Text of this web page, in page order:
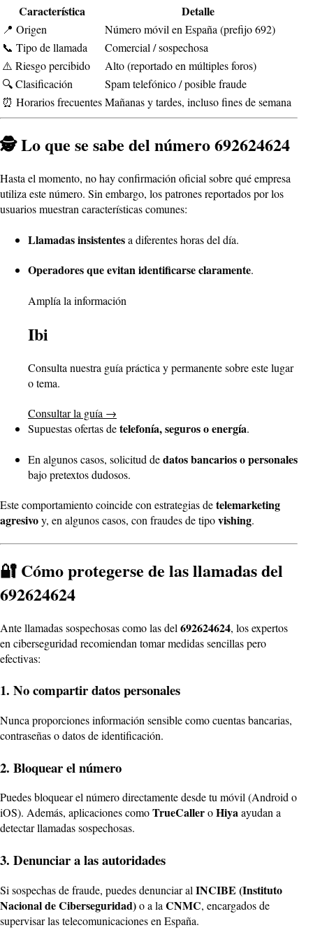
Característica Detalle
📍 Origen
Número móvil en España (prefijo 692)
📞 Tipo de llamada
Comercial / sospechosa
⚠️ Riesgo percibido
Alto (reportado en múltiples foros)
🔍 Clasificación
Spam telefónico / posible fraude
⏰ Horarios frecuentesMañanas y tardes, incluso fines de semana
🕵️ Lo que se sabe del número 692624624
Hasta el momento, no hay confirmación oficial sobre qué empresa
utiliza este número. Sin embargo, los patrones reportados por los
usuarios muestran características comunes:
Llamadas insistentesa diferentes horas del día.
Operadores que evitan identificarse claramente.
Amplía la información
Ibi
Consulta nuestra guía práctica y permanente sobre este lugar
o tema.
Consultar la guía →
Supuestas ofertas detelefonía, seguros o energía.
En algunos casos, solicitud dedatos bancarios o personales
bajo pretextos dudosos.
Este comportamiento coincide con estrategias detelemarketing
agresivoy, en algunos casos, con fraudes de tipovishing.
🔐 Cómo protegerse de las llamadas del
692624624
Ante llamadas sospechosas como las del 692624624, los expertos
en ciberseguridad recomiendan tomar medidas sencillas pero
efectivas:
1. No compartir datos personales
Nunca proporciones información sensible como cuentas bancarias,
contraseñas o datos de identificación.
2. Bloquear el número
Puedes bloquear el número directamente desde tu móvil (Android o
iOS). Además, aplicaciones comoTrueCalleroHiyaayudan a
detectar llamadas sospechosas.
3. Denunciar a las autoridades
Si sospechas de fraude, puedes denunciar al INCIBE (Instituto
Nacional de Ciberseguridad)o a la CNMC, encargados de
supervisar las telecomunicaciones en España.